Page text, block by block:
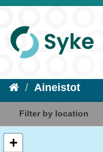
Aineistot
Filter by location
+